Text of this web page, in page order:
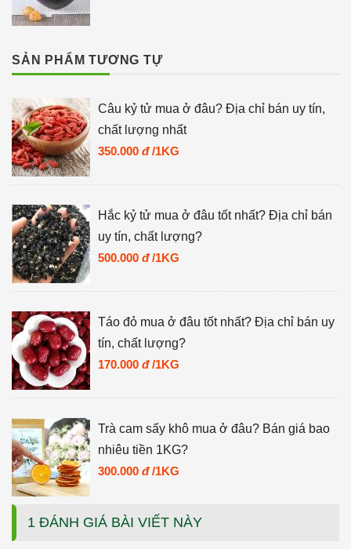
SẢN PHẨM TƯƠNG TỰ
Câu kỷ tử mua ở đâu? Địa chỉ bán uy tín,
chất lượng nhất
350.000 đ /1KG
Hắc kỷ tử mua ở đâu tốt nhất? Địa chỉ bán
uy tín, chất lượng?
500.000 đ /1KG
Táo đỏ mua ở đâu tốt nhất? Địa chỉ bán uy
tín, chất lượng?
170.000 đ /1KG
Trà cam sấy khô mua ở đâu? Bán giá bao
nhiêu tiền 1KG?
300.000 đ /1KG
1 ĐÁNH GIÁ BÀI VIẾT NÀY